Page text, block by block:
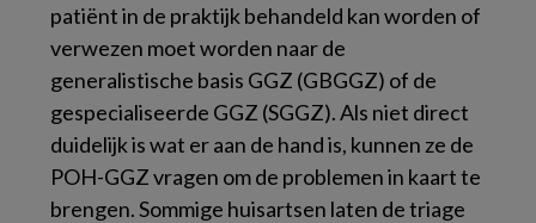
patiënt in de praktijk behandeld kan worden of
verwezen moet worden naar de
generalistische basis GGZ (GBGGZ) of de
gespecialiseerde GGZ (SGGZ). Als niet direct
duidelijk is wat er aan de hand is, kunnen ze de
POH-GGZ vragen om de problemen in kaart te
brengen. Sommige huisartsen laten de triage